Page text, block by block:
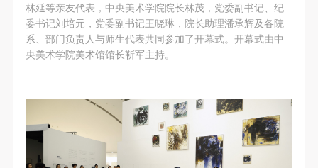
林延等亲友代表，中央美术学院院长林茂，党委副书记、纪
委书记刘培元，党委副书记王晓琳，院长助理潘承辉及各院
系、部门负责人与师生代表共同参加了开幕式。开幕式由中
央美术学院美术馆馆长靳军主持。
当承当相应的全部责任，并主动赔偿相应的经济损
失。活动中任何非事故当事人及美术馆将不承担人身
事故的任何责任。
民法通则》以及 最高人民法院关于贯彻执行 《中华
人民共和国民法通则》若干问题的意见（试行）>的
有关规定，为明确肖像许可方（甲方）和使用方（乙
当承当相应的全部责任，并主动赔偿相应的经济损
失。活动中任何非事故当事人及美术馆将不承担人身
事故的任何责任。
民法通则》以及 最高人民法院关于贯彻执行 《中华
人民共和国民法通则》若干问题的意见（试行）>的
有关规定，为明确肖像许可方（甲方）和使用方（乙
当承当相应的全部责任，并主动赔偿相应的经济损
失。活动中任何非事故当事人及美术馆将不承担人身
事故的任何责任。
民法通则》以及 最高人民法院关于贯彻执行 《中华
人民共和国民法通则》若干问题的意见（试行）>的
有关规定，为明确肖像许可方（甲方）和使用方（乙